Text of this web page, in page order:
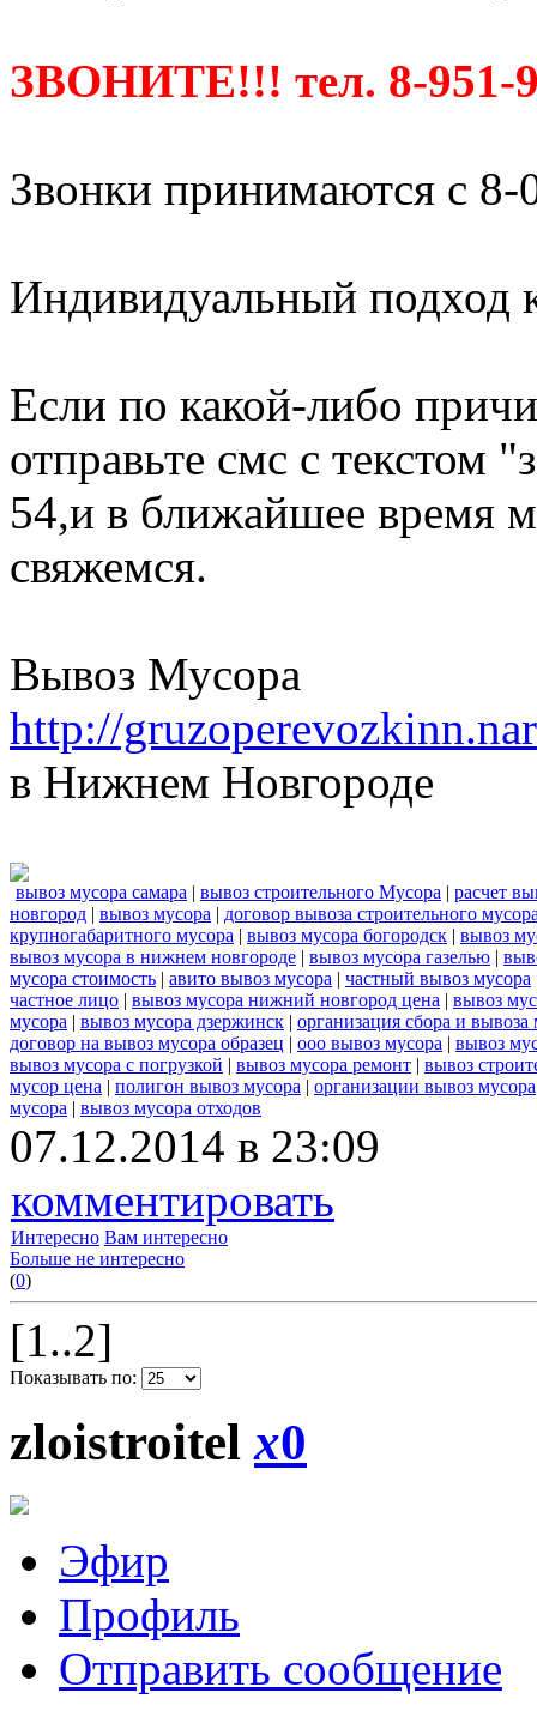
ЗВОНИТЕ!!! тел. 8-951-
Звонки принимаются с
Индивидуальный подход
Если по какой-либо
отправьте смс с текстом
54,и в ближайшее время
свяжемся.
Вывоз Мусора
http://
в Нижнем Новгороде
вывоз мусора самара | вывоз строительного Мусора | расчет
новгород | вывоз мусора | договор вывоза строительного
крупногабаритного мусора | вывоз мусора богородск | вывоз
вывоз мусора в нижнем новгороде | вывоз мусора газелью |
мусора стоимость | авито вывоз мусора | частный вывоз мусора
частное лицо | вывоз мусора нижний новгород цена | вывоз
мусора | вывоз мусора дзержинск | организация сбора и вывоза
договор на вывоз мусора образец | ооо вывоз мусора | вывоз
вывоз мусора с погрузкой | вывоз мусора ремонт | вывоз
мусор цена | полигон вывоз мусора | организации вывоз мусора
мусора | вывоз мусора отходов
07.12.2014 в 23:09
комментировать
Интересно Вам интересно
Больше не интересно
(0)
[1..2]
Показывать по:
zloistroitelx0
Эфир
Профиль
Отправить сообщение